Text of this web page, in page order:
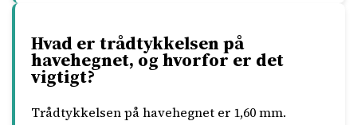
Hvad er trådtykkelsen på
havehegnet, og hvorfor er det
vigtigt?
Trådtykkelsen på havehegnet er 1,60 mm.